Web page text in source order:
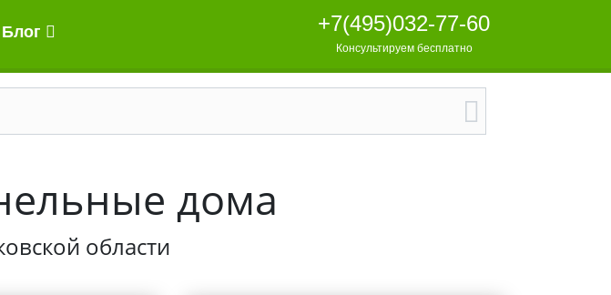
Блог +7(495)032-77-60
Консультируем бесплатно
дома
области